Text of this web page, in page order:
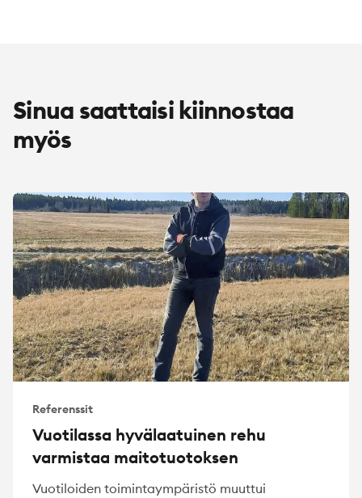
Sinua saattaisi kiinnostaa
myös
Referenssit
Vuotilassa hyvälaatuinen rehu
varmistaa maitotuotoksen
Vuotiloiden toimintaympäristö muuttui